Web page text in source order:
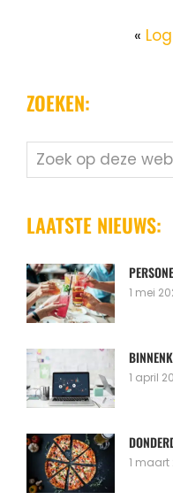
«
ZOEKEN:
Zoek
op
website
LAATSTE NIEUWS:
1 mei
1 april
1 maart